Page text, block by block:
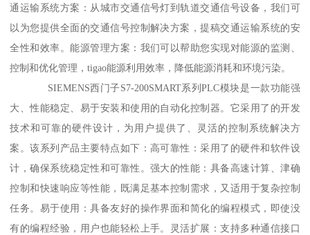
通运输系统方案：从城市交通信号灯到轨道交通信号设备，我们可
以为您提供全面的交通信号控制解决方案，提稿交通运输系统的安
全性和效率。能源管理方案：我们可以帮助您实现对能源的监测、
控制和优化管理，tigao能源利用效率，降低能源消耗和环境污染。
SIEMENS西门子S7-200SMART系列PLC模块是一款功能强
大、性能稳定、易于安装和使用的自动化控制器。它采用了的开发
技术和可靠的硬件设计，为用户提供了、灵活的控制系统解决方
案。该系列产品主要特点如下：高可靠性：采用了的硬件和软件设
计，确保系统稳定性和可靠性。强大的性能：具备高速计算、津确
控制和快速响应等性能，既满足基本控制需求，又适用于复杂控制
任务。易于使用：具备友好的操作界面和简化的编程模式，即使没
有的编程经验，用户也能轻松上手。灵活扩展：支持多种通信接口